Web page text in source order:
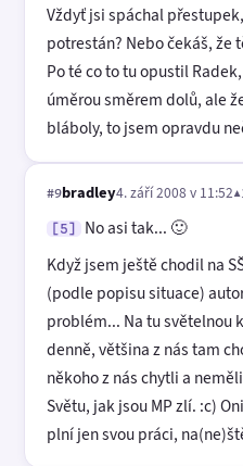
Vždyť jsi spáchal
potrestán? Nebo čekáš, že
Po té co to tu opustil
úměrou směrem dolů, ale
bláboly, to jsem opravdu
#9bradley4. září 2008 v 11:52
[5]
No asi tak... 🙂
Když jsem ještě chodil na
(podle popisu situace)
problém... Na tu světelnou
denně, většina z nás tam
někoho z nás chytli a
Světu, jak jsou MP zlí. :c)
plní jen svou práci,